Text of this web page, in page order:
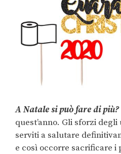
A Natale si può fare di più?
quest’anno. Gli sforzi
serviti a salutare
e così occorre sacrificare i